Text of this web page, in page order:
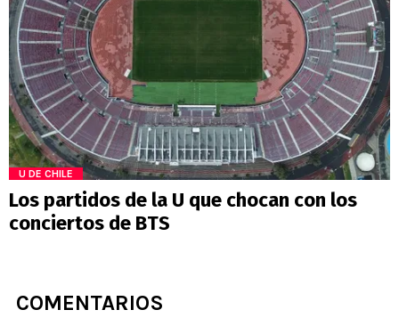
U DE CHILE
Los partidos de la U que chocan con los
conciertos de BTS
COMENTARIOS